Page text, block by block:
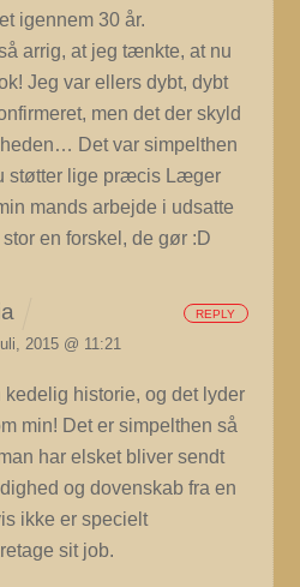
igennem 30 år.
arrig, at jeg tænkte, at nu
Jeg var ellers dybt, dybt
men det der skyld
Det var simpelthen
støtter lige præcis Læger
mands arbejde i udsatte
en forskel, de gør :D
2015 @ 11:21
kedelig historie, og det lyder
min! Det er simpelthen så
har elsket bliver sendt
og dovenskab fra en
ikke er specielt
sit job.
REPLY